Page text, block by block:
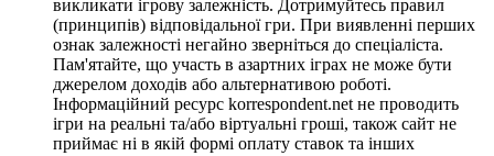
викликати ігрову залежність. Дотримуйтесь правил
(принципів) відповідальної гри. При виявленні перших
ознак залежності негайно зверніться до спеціаліста.
Пам'ятайте, що участь в азартних іграх не може бути
джерелом доходів або альтернативою роботі.
Інформаційний ресурс korrespondent.net не проводить
ігри на реальні та/або віртуальні гроші, також сайт не
приймає ні в якій формі оплату ставок та інших